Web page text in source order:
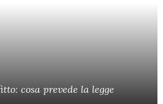
cosa prevede la legge